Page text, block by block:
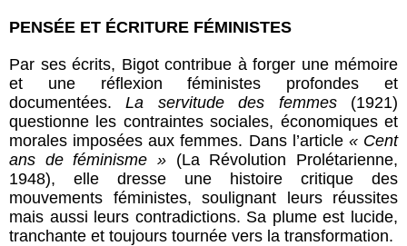
PENSÉE ET ÉCRITURE FÉMINISTES
Par ses écrits, Bigot contribue à forger une mémoire
et une réflexion féministes profondes et
documentées.La servitude des femmes(1921)
questionne les contraintes sociales, économiques et
morales imposées aux femmes. Dans l’article« Cent
ans de féminisme » (La Révolution Prolétarienne,
1948), elle dresse une histoire critique des
mouvements féministes, soulignant leurs réussites
mais aussi leurs contradictions. Sa plume est lucide,
tranchante et toujours tournée vers la transformation.